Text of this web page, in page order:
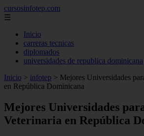
cursosinfotep.com
☰
Inicio
carreras tecnicas
diplomados
universidades de republica dominicana
Inicio > infotep > Mejores Universidades
en República Dominicana
Mejores Universidades
Veterinaria en República